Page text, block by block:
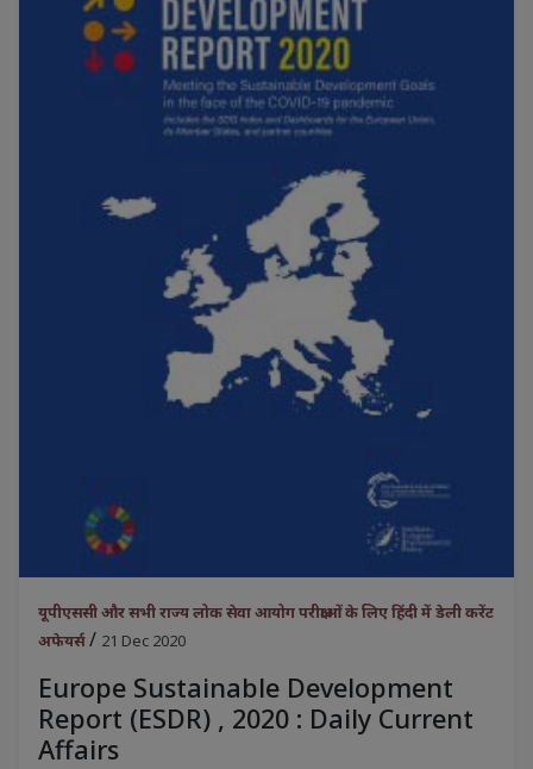
यूपीएससी और सभी राज्य लोक सेवा आयोग परीक्षाओं के लिए हिंदी में डेली करेंट
अफेयर्स/ 21 Dec 2020
Europe Sustainable Development
Report (ESDR) , 2020 : Daily Current
Affairs